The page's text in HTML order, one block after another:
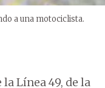
a una motociclista.
Línea 49, de la